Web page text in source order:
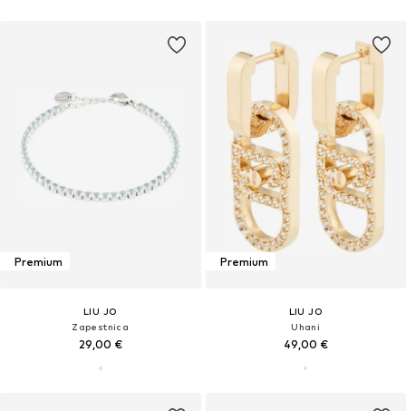
Premium
LIU JO
Zapestnica
29,00 €
Premium
LIU JO
Uhani
49,00 €